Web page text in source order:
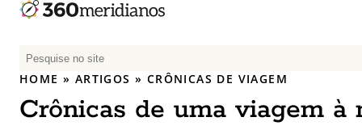
P
e
q
HOME » ARTIGOS » CRÔNICAS DE VIAGEM
Crônicas de uma viagem à